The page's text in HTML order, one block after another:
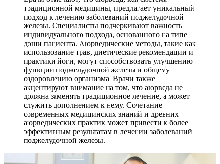
традиционной медицины, предлагает уникальный
подход к лечению заболеваний поджелудочной
железы. Специалисты подчеркивают важность
индивидуального подхода, основанного на типе
доши пациента. Аюрведические методы, такие как
использование трав, диетические рекомендации и
практики йоги, могут способствовать улучшению
функции поджелудочной железы и общему
оздоровлению организма. Врачи также
акцентируют внимание на том, что аюрведа не
должна заменять традиционное лечение, а может
служить дополнением к нему. Сочетание
современных медицинских знаний и древних
аюрведических практик может привести к более
эффективным результатам в лечении заболеваний
поджелудочной железы.